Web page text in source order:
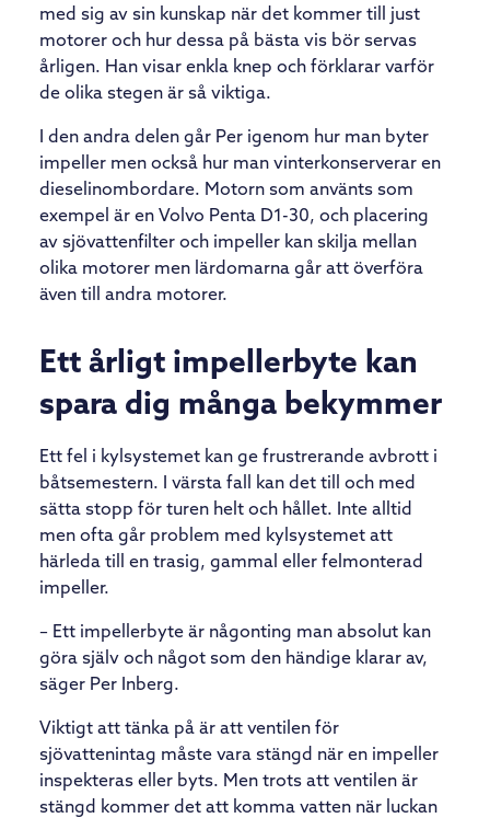
med sig av sin kunskap när det kommer till just
motorer och hur dessa på bästa vis bör servas
årligen. Han visar enkla knep och förklarar varför
de olika stegen är så viktiga.
I den andra delen går Per igenom hur man byter
impeller men också hur man vinterkonserverar en
dieselinombordare. Motorn som använts som
exempel är en Volvo Penta D1-30, och placering
av sjövattenfilter och impeller kan skilja mellan
olika motorer men lärdomarna går att överföra
även till andra motorer.
Ett årligt impellerbyte kan
spara dig många bekymmer
Ett fel i kylsystemet kan ge frustrerande avbrott i
båtsemestern. I värsta fall kan det till och med
sätta stopp för turen helt och hållet. Inte alltid
men ofta går problem med kylsystemet att
härleda till en trasig, gammal eller felmonterad
impeller.
– Ett impellerbyte är någonting man absolut kan
göra själv och något som den händige klarar av,
säger Per Inberg.
Viktigt att tänka på är att ventilen för
sjövattenintag måste vara stängd när en impeller
inspekteras eller byts. Men trots att ventilen är
stängd kommer det att komma vatten när luckan